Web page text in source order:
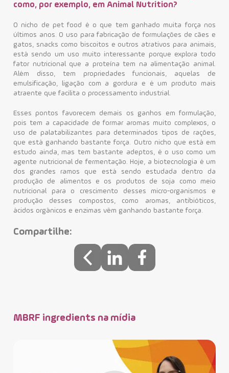
como, por exemplo, em Animal Nutrition?
O nicho de pet food é o que tem ganhado muita força nos
últimos anos. O uso para fabricação de formulações de cães e
gatos, snacks como biscoitos e outros atrativos para animais,
está sendo um uso muito interessante porque explora todo
fator nutricional que a proteína tem na alimentação animal.
Além disso, tem propriedades funcionais, aquelas de
emulsificação, ligação com a gordura e é um produto mais
atraente que facilita o processamento industrial.
Esses pontos favorecem demais os ganhos em formulação,
pois tem a capacidade de formar aromas muito complexos, o
uso de palatabilizantes para determinados tipos de rações,
que está ganhando bastante força. Outro nicho que está em
estudo ainda, mas tem bastante adeptos, é o uso como um
agente nutricional de fermentação. Hoje, a biotecnologia é um
dos grandes ramos que está sendo estudada dentro da
produção de alimentos e os produtos de soja como meio
nutricional para o crescimento desses micro-organismos e
produção desses compostos, como aromas, antibióticos,
ácidos orgânicos e enzimas vêm ganhando bastante força.
Compartilhe:
MBRF ingredients na mídia